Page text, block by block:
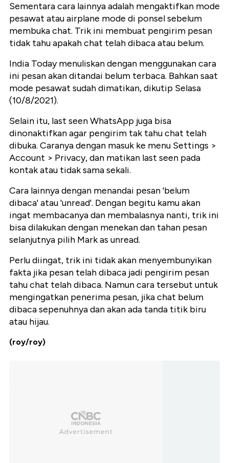
Sementara cara lainnya adalah mengaktifkan mode
pesawat atau airplane mode di ponsel sebelum
membuka chat. Trik ini membuat pengirim pesan
tidak tahu apakah chat telah dibaca atau belum.
India Today menuliskan dengan menggunakan cara
ini pesan akan ditandai belum terbaca. Bahkan saat
mode pesawat sudah dimatikan, dikutip Selasa
(10/8/2021).
Selain itu, last seen WhatsApp juga bisa
dinonaktifkan agar pengirim tak tahu chat telah
dibuka. Caranya dengan masuk ke menu Settings >
Account > Privacy, dan matikan last seen pada
kontak atau tidak sama sekali.
Cara lainnya dengan menandai pesan 'belum
dibaca' atau 'unread'. Dengan begitu kamu akan
ingat membacanya dan membalasnya nanti, trik ini
bisa dilakukan dengan menekan dan tahan pesan
selanjutnya pilih Mark as unread.
Perlu diingat, trik ini tidak akan menyembunyikan
fakta jika pesan telah dibaca jadi pengirim pesan
tahu chat telah dibaca. Namun cara tersebut untuk
mengingatkan penerima pesan, jika chat belum
dibaca sepenuhnya dan akan ada tanda titik biru
atau hijau.
(roy/roy)